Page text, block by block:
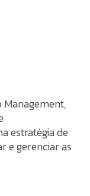
Management,
estratégia de
e gerenciar as